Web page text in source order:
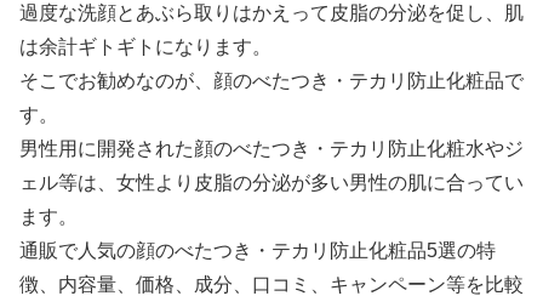
過度な洗顔とあぶら取りはかえって皮脂の分泌を促し、肌
は余計ギトギトになります。
そこでお勧めなのが、顔のべたつき・テカリ防止化粧品で
す。
男性用に開発された顔のべたつき・テカリ防止化粧水やジ
ェル等は、女性より皮脂の分泌が多い男性の肌に合ってい
ます。
通販で人気の顔のべたつき・テカリ防止化粧品5選の特
徴、内容量、価格、成分、口コミ、キャンペーン等を比較